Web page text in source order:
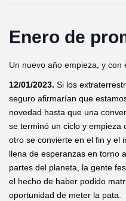
Enero de
Un nuevo año empieza, y con
12/01/2023. Si los
seguro afirmarían que
novedad hasta que una
se terminó un ciclo y empieza
otro se convierte en el fin y el
llena de esperanzas en torno
partes del planeta, la gente
el hecho de haber podido
oportunidad de meter la pata.